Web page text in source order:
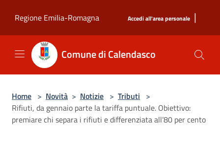
Regione Emilia-Romagna
Accedi all'area personale |
Comune di Calendasco
Home > Novità > Notizie > Tributi >
Rifiuti, da gennaio parte la tariffa puntuale. Obiettivo:
premiare chi separa i rifiuti e differenziata all’80 per cento